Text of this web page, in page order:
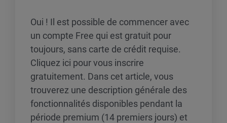
Oui ! Il est possible de commencer avec
un compte Free qui est gratuit pour
toujours, sans carte de crédit requise.
Cliquez ici pour vous inscrire
gratuitement. Dans cet article, vous
trouverez une description générale des
fonctionnalités disponibles pendant la
période premium (14 premiers jours) et